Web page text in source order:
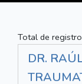
Total de
DR.